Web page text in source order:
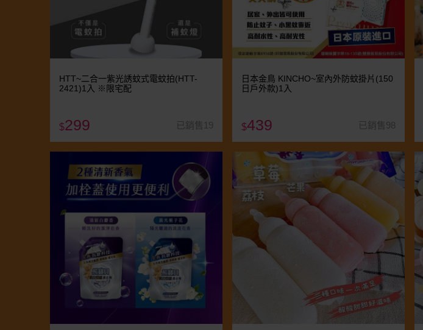
HTT~二合一紫光誘蚊式電蚊拍(HTT-
2421)1入 ※限宅配
$299 已銷售19
日本金鳥 KINCHO~室內外防蚊掛片(150
日戶外款)1入
$439 已銷售98